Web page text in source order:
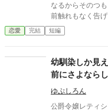
なるからそのつもりでいてくれ」
前触れもなく告
間”の契約を終わらせることに
とはしない。 不要な
切り捨ててしま
恋愛 完結 短編
幼馴染しか見
前にさよなら
ゆぷしろん
公爵令嬢レティ